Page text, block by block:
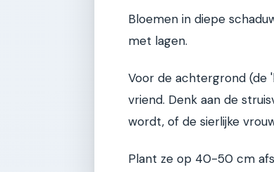
Bloemen in diepe
met lagen.
Voor de achtergrond (de
vriend. Denk aan de
wordt, of de sierlijke
Plant ze op 40-50 cm